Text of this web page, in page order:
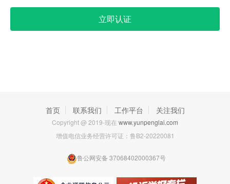
立即认证
首页 联系我们 工作平台 关注我们
Copyright @ 2019-现在 www.yunpenglai.com
增值电信业务经营许可证： 鲁B2-20220081
鲁公网安备 37068402000367号